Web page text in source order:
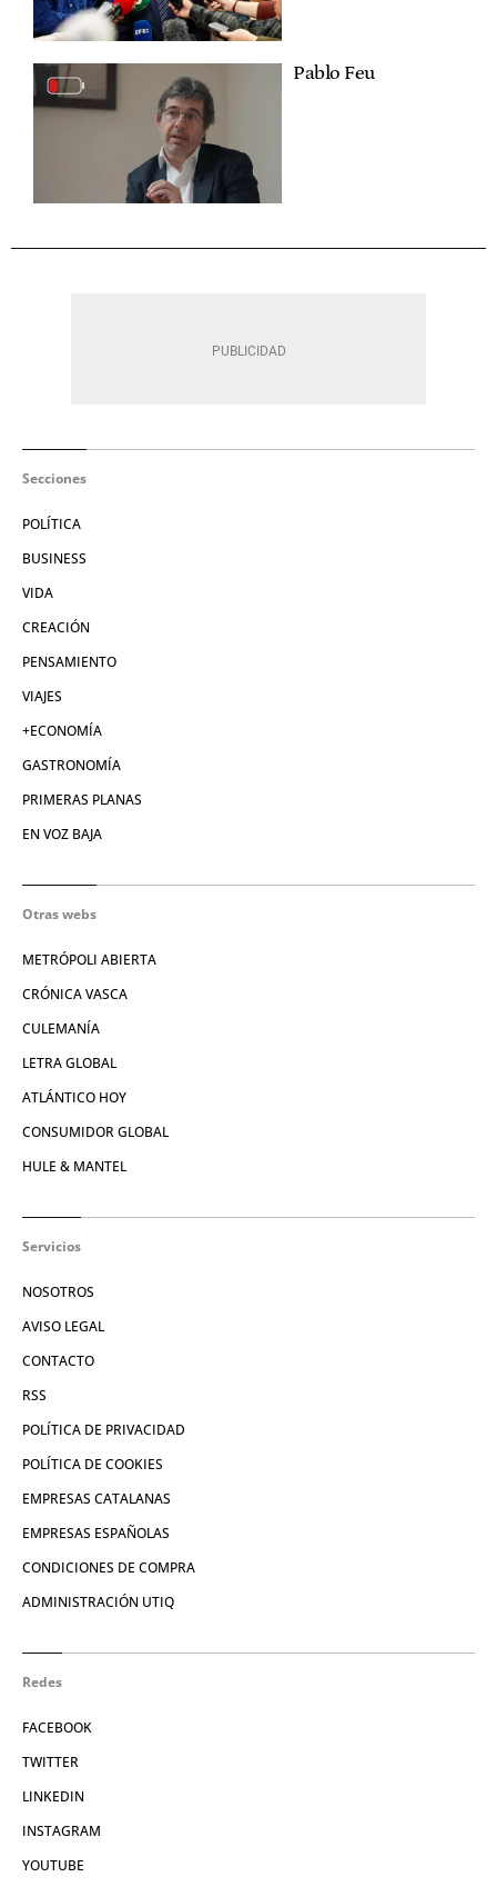
Pablo Feu
Secciones
POLÍTICA
BUSINESS
VIDA
CREACIÓN
PENSAMIENTO
VIAJES
+ECONOMÍA
GASTRONOMÍA
PRIMERAS PLANAS
EN VOZ BAJA
Otras webs
METRÓPOLI ABIERTA
CRÓNICA VASCA
CULEMANÍA
LETRA GLOBAL
ATLÁNTICO HOY
CONSUMIDOR GLOBAL
HULE & MANTEL
Servicios
NOSOTROS
AVISO LEGAL
CONTACTO
RSS
POLÍTICA DE PRIVACIDAD
POLÍTICA DE COOKIES
EMPRESAS CATALANAS
EMPRESAS ESPAÑOLAS
CONDICIONES DE COMPRA
ADMINISTRACIÓN UTIQ
Redes
FACEBOOK
TWITTER
LINKEDIN
INSTAGRAM
YOUTUBE